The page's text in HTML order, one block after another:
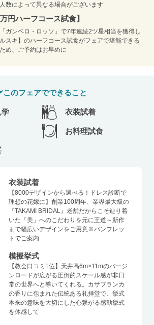
数によって異なる場合がございます
円ハーフコース試食】
ガンベロ・ロッソ」で7年連続2ツ星相当を獲得し
スキ】のハーフコース試食がフェアで堪能できる
め、ご予約はお早めに
このフェアでできること
学 衣装試着
お料理試食
衣装試着
【8000デザインから選べる！ドレス診断で
理想の花嫁に】創業100周年、業界最大級の
『TAKAMI BRIDAL』老舗だからこそ辿り着
いた「美」へのこだわりを元に王道～新作
まで幅広いデザインをご用意※パンフレッ
トでご案内
模擬挙式
【教会口コミ1位】天井高6m×11mのバージ
ンロードが広がる圧倒的スケール感が非日
常の世界へと導いてくれる。カサブランカ
の香りに包まれた伝統ある礼拝堂で、挙式
本来の意味を大切にした心繋がる感動挙式
を体感して